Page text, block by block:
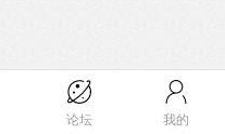
论坛 我的